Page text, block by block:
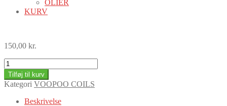
OLIER
KURV
150,00 kr.
VOOPOO
PnP
TR1
1.2
(5PCS)
Tilføj til kurv
Kategori VOOPOO COILS
Beskrivelse